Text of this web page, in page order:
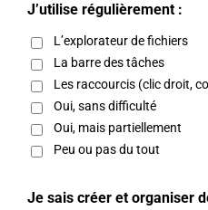
J’utilise régulièrement :
L’explorateur de fichiers
La barre des tâches
Les raccourcis (clic droit,
Oui, sans difficulté
Oui, mais partiellement
Peu ou pas du tout
Je sais créer et organiser